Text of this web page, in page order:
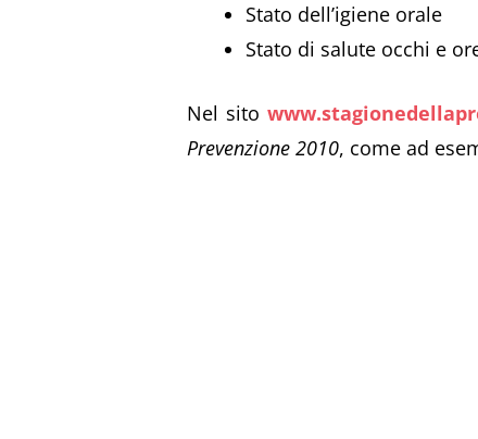
Stato dell’igiene orale
Stato di salute occhi e
Nel sito
Prevenzione 2010, come ad